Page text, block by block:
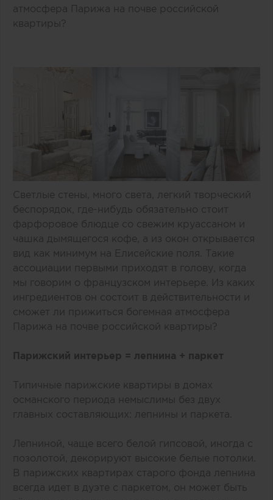
атмосфера Парижа на почве российской
квартиры?
Светлые стены, много света, легкий творческий
беспорядок, где-нибудь обязательно стоит
фарфоровое блюдце со свежим круассаном и
чашка дымящегося кофе, а из окон открывается
вид как минимум на Елисейские поля. Такие
ассоциации первыми приходят в голову, когда
мы говорим о французском интерьере. Из каких
ингредиентов он состоит в действительности и
сможет ли прижиться богемная атмосфера
Парижа на почве российской квартиры?
Парижский интерьер = лепнина + паркет
Типичные парижские квартиры в домах
османского периода немыслимы без двух
главных составляющих: лепнины и паркета.
Лепниной, чаще всего белой гипсовой, иногда с
позолотой, декорируют высокие белые потолки.
В парижских квартирах старого фонда лепнина
всегда идет в дуэте с паркетом, он может быть